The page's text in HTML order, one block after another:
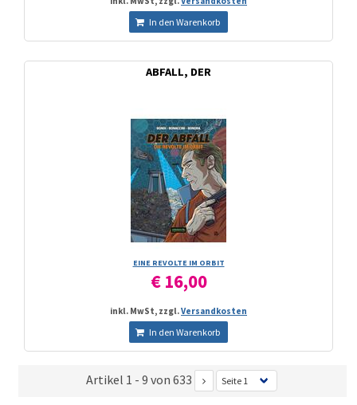
In den Warenkorb
ABFALL, DER
EINE REVOLTE IM ORBIT
€ 16,00
inkl. MwSt, zzgl.Versandkosten
In den Warenkorb
Artikel 1 - 9 von 633